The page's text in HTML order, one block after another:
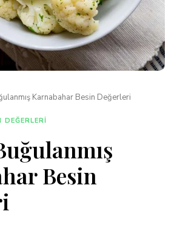
Karnabahar Besin Değerleri
DEĞERLERI
Besin